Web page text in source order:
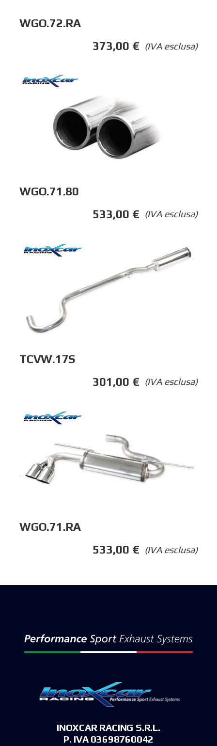
WGO.72.RA
(IVA esclusa)
373,00 €
WGO.71.80
(IVA esclusa)
533,00 €
TCVW.17S
(IVA esclusa)
301,00 €
WGO.71.RA
(IVA esclusa)
533,00 €
INOXCAR RACING S.R.L.
P. IVA 03698760042